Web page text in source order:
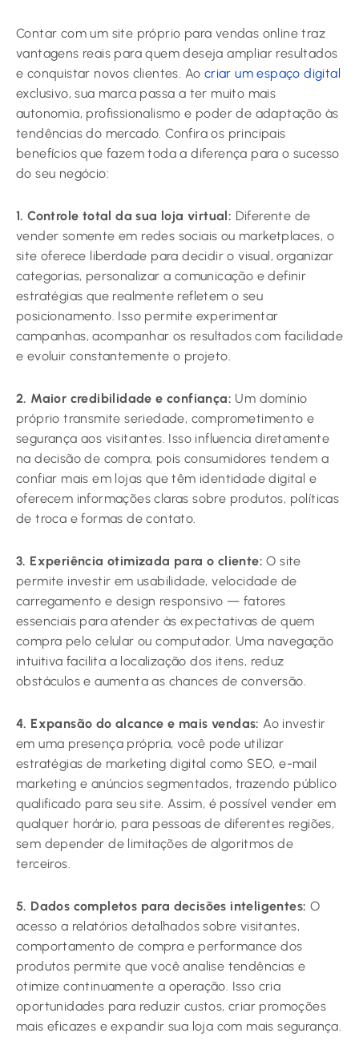
Contar com um site próprio para vendas online traz
vantagens reais para quem deseja ampliar resultados
e conquistar novos clientes. Ao criar um espaço digital
exclusivo, sua marca passa a ter muito mais
autonomia, profissionalismo e poder de adaptação às
tendências do mercado. Confira os principais
benefícios que fazem toda a diferença para o sucesso
do seu negócio:
1. Controle total da sua loja virtual: Diferente de
vender somente em redes sociais ou marketplaces, o
site oferece liberdade para decidir o visual, organizar
categorias, personalizar a comunicação e definir
estratégias que realmente refletem o seu
posicionamento. Isso permite experimentar
campanhas, acompanhar os resultados com facilidade
e evoluir constantemente o projeto.
2. Maior credibilidade e confiança: Um domínio
próprio transmite seriedade, comprometimento e
segurança aos visitantes. Isso influencia diretamente
na decisão de compra, pois consumidores tendem a
confiar mais em lojas que têm identidade digital e
oferecem informações claras sobre produtos, políticas
de troca e formas de contato.
3. Experiência otimizada para o cliente: O site
permite investir em usabilidade, velocidade de
carregamento e design responsivo — fatores
essenciais para atender às expectativas de quem
compra pelo celular ou computador. Uma navegação
intuitiva facilita a localização dos itens, reduz
obstáculos e aumenta as chances de conversão.
4. Expansão do alcance e mais vendas: Ao investir
em uma presença própria, você pode utilizar
estratégias de marketing digital como SEO, e-mail
marketing e anúncios segmentados, trazendo público
qualificado para seu site. Assim, é possível vender em
qualquer horário, para pessoas de diferentes regiões,
sem depender de limitações de algoritmos de
terceiros.
5. Dados completos para decisões inteligentes: O
acesso a relatórios detalhados sobre visitantes,
comportamento de compra e performance dos
produtos permite que você analise tendências e
otimize continuamente a operação. Isso cria
oportunidades para reduzir custos, criar promoções
mais eficazes e expandir sua loja com mais segurança.